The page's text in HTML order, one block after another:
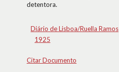
detentora.
Diário de Lisboa/Ruella Ramos
1925
Citar Documento